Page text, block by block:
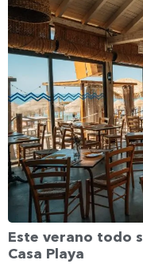
Este verano todo
Casa Playa